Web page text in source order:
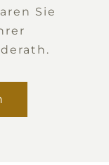
Sie